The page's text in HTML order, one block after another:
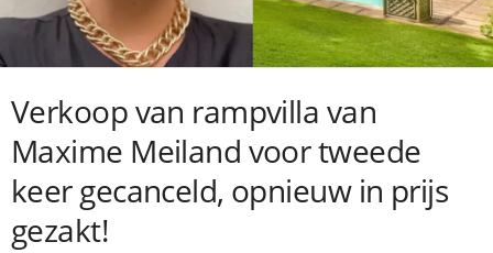
Verkoop van rampvilla van
Maxime Meiland voor tweede
keer gecanceld, opnieuw in prijs
gezakt!